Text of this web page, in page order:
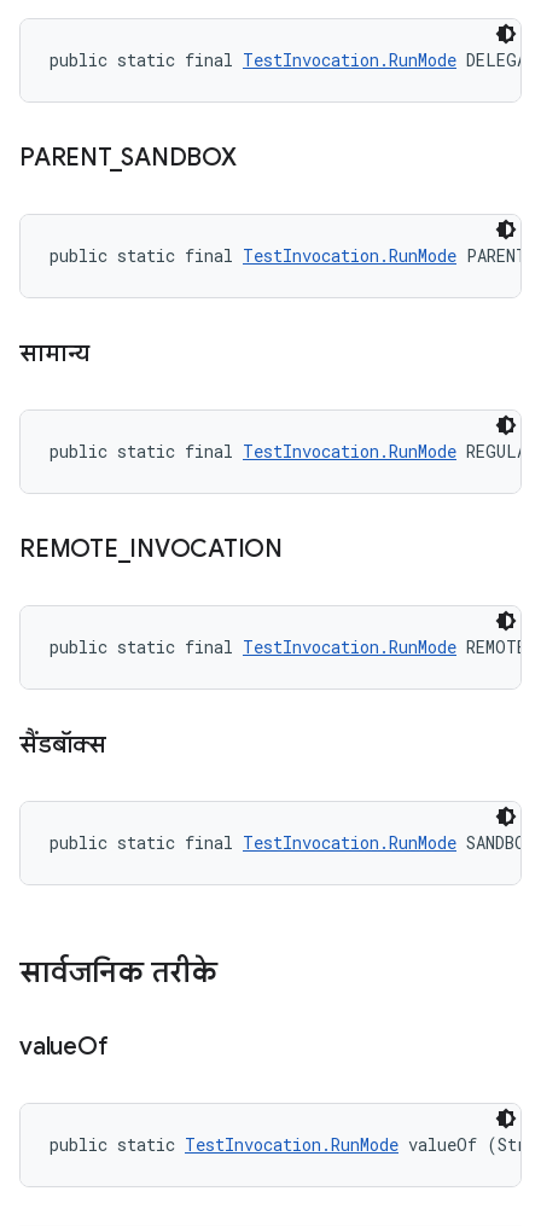
public static final TestInvocation.RunMode
PARENT_SANDBOX
public static final TestInvocation.RunMode
सामान्य
public static final TestInvocation.RunMode REGULAR
REMOTE INVOCATION
public static final TestInvocation.RunMode
सैंडबॉक्स
public static final TestInvocation.RunMode SANDBOX
सार्वजनिक तरीके
valueOf
public static TestInvocation.RunMode valueOf